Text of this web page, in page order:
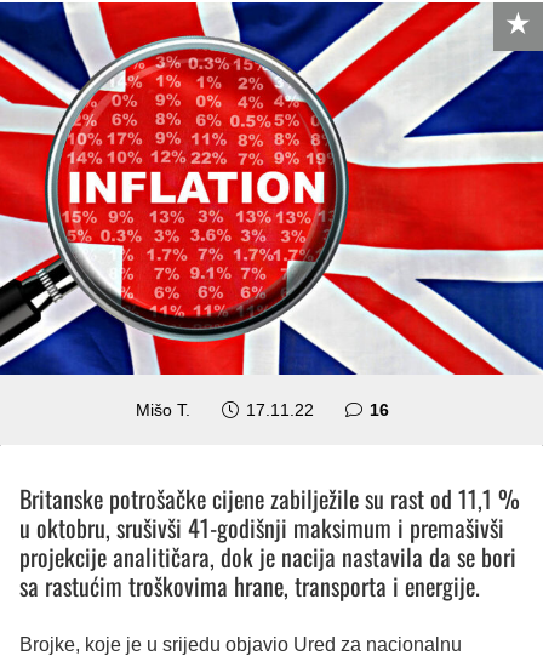
Mišo T. 17.11.22 16komentara
Britanske potrošačke cijene zabilježile su rast od 11,1 %
u oktobru, srušivši 41-godišnji maksimum i premašivši
projekcije analitičara, dok je nacija nastavila da se bori
sa rastućim troškovima hrane, transporta i energije.
Brojke, koje je u srijedu objavio Ured za nacionalnu